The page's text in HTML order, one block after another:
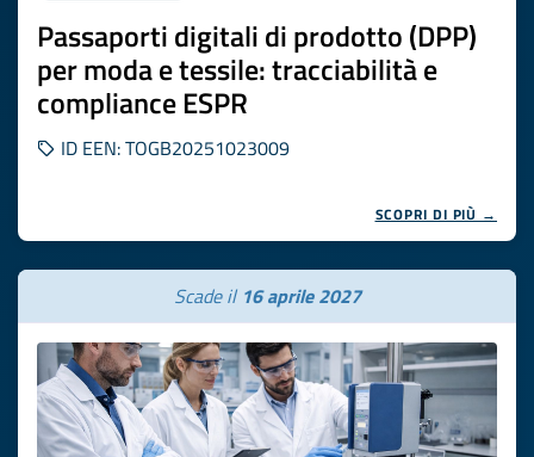
Passaporti digitali di prodotto (DPP)
per moda e tessile: tracciabilità e
compliance ESPR
ID EEN: TOGB20251023009
SCOPRI DI PIÙ →
Scade il 16 aprile 2027